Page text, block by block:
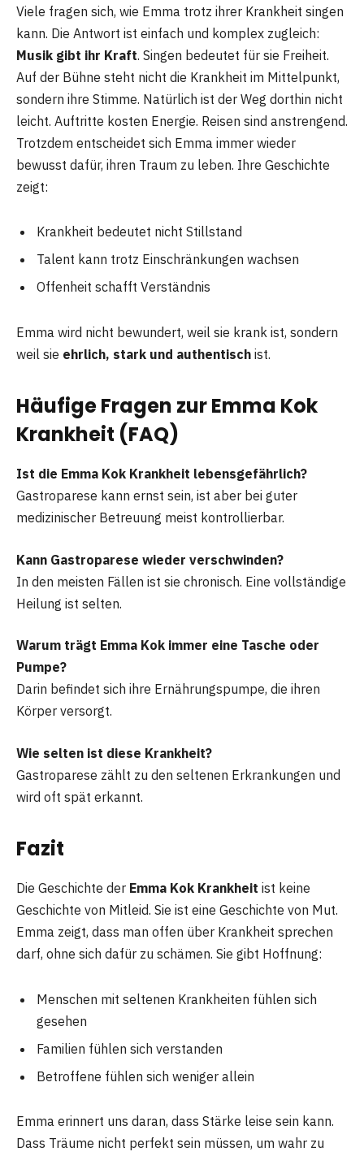
Viele fragen sich, wie Emma trotz ihrer Krankheit singen
kann. Die Antwort ist einfach und komplex zugleich:
Musik gibt ihr Kraft. Singen bedeutet für sie Freiheit.
Auf der Bühne steht nicht die Krankheit im Mittelpunkt,
sondern ihre Stimme. Natürlich ist der Weg dorthin nicht
leicht. Auftritte kosten Energie. Reisen sind anstrengend.
Trotzdem entscheidet sich Emma immer wieder
bewusst dafür, ihren Traum zu leben. Ihre Geschichte
zeigt:
Krankheit bedeutet nicht Stillstand
Talent kann trotz Einschränkungen wachsen
Offenheit schafft Verständnis
Emma wird nicht bewundert, weil sie krank ist, sondern
weil sie ehrlich, stark und authentisch ist.
Häufige Fragen zur Emma Kok
Krankheit (FAQ)
Ist die Emma Kok Krankheit lebensgefährlich?
Gastroparese kann ernst sein, ist aber bei guter
medizinischer Betreuung meist kontrollierbar.
Kann Gastroparese wieder verschwinden?
In den meisten Fällen ist sie chronisch. Eine vollständige
Heilung ist selten.
Warum trägt Emma Kok immer eine Tasche oder
Pumpe?
Darin befindet sich ihre Ernährungspumpe, die ihren
Körper versorgt.
Wie selten ist diese Krankheit?
Gastroparese zählt zu den seltenen Erkrankungen und
wird oft spät erkannt.
Fazit
Die Geschichte der Emma Kok Krankheit ist keine
Geschichte von Mitleid. Sie ist eine Geschichte von Mut.
Emma zeigt, dass man offen über Krankheit sprechen
darf, ohne sich dafür zu schämen. Sie gibt Hoffnung:
Menschen mit seltenen Krankheiten fühlen sich
gesehen
Familien fühlen sich verstanden
Betroffene fühlen sich weniger allein
Emma erinnert uns daran, dass Stärke leise sein kann.
Dass Träume nicht perfekt sein müssen, um wahr zu